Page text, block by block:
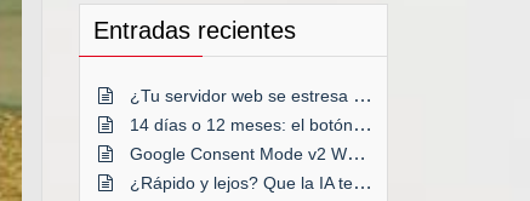
Entradas recientes
¿Tu servidor web se estresa a menudo?
14 días o 12 meses: el botón decisivo
Google Consent Mode v2 WordPress
¿Rápido y lejos? Que la IA te acompañe